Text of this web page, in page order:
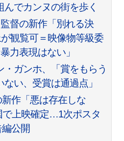
んでカンヌの街を歩く
督の新作「別れる決
観覧可＝映像物等級委
力表現はない」
・ガンホ、「賞をもらう
い、受賞は通過点」
作「悪は存在しな
で上映確定…1次ポスタ
公開